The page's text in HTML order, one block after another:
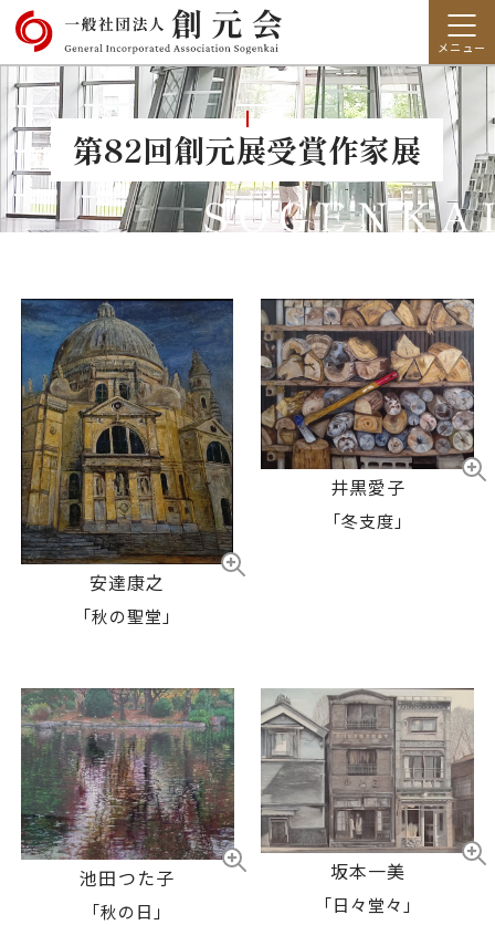
第82回創元展受賞作家展
安達康之
「秋の聖堂」
井黒愛子
「冬支度」
池田つた子
「秋の日」
坂本一美
「日々堂々」